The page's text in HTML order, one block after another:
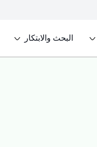
البحث والابتكار